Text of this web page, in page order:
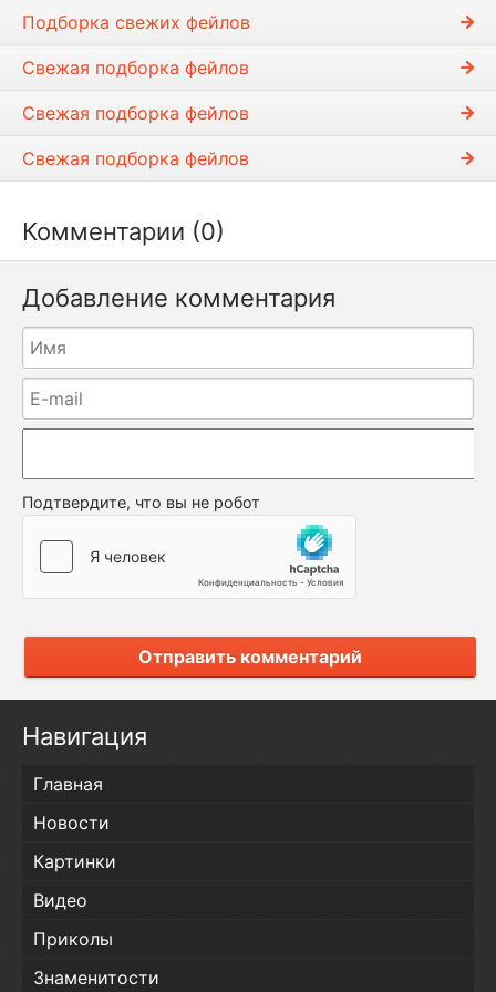
и
Подборка свежих фейлов
Свежая подборка фейлов
Свежая подборка фейлов
Свежая подборка фейлов
Комментарии (0)
Добавление комментария
Подтвердите, что вы не робот
Отправить комментарий
Навигация
Главная
Новости
Картинки
Видео
Приколы
Знаменитости